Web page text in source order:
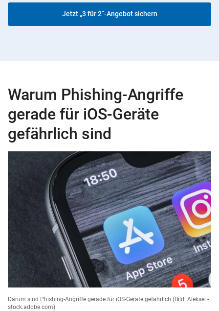
Jetzt „3 für 2“-Angebot sichern
Warum Phishing-Angriffe
gerade für iOS-Geräte
gefährlich sind
Darum sind Phishing-Angriffe gerade für iOS-Geräte gefährlich (Bild: Aleksei -
stock.adobe.com)